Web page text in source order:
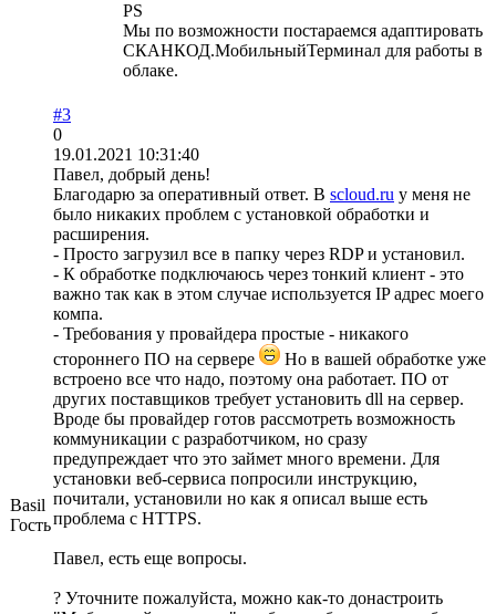
PS
Мы по возможности постараемся адаптировать
СКАНКОД.МобильныйТерминал для работы в
облаке.
Basil
Гость
#3
0
19.01.2021 10:31:40
Павел, добрый день!
Благодарю за оперативный ответ. В scloud.ru у меня не
было никаких проблем с установкой обработки и
расширения.
- Просто загрузил все в папку через RDP и установил.
- К обработке подключаюсь через тонкий клиент - это
важно так как в этом случае используется IP адрес моего
компа.
- Требования у провайдера простые - никакого
стороннего ПО на сервере
Но в вашей обработке уже
встроено все что надо, поэтому она работает. ПО от
других поставщиков требует установить dll на сервер.
Вроде бы провайдер готов рассмотреть возможность
коммуникации с разработчиком, но сразу
предупреждает что это займет много времени. Для
установки веб-сервиса попросили инструкцию,
почитали, установили но как я описал выше есть
проблема с HTTPS.
Павел, есть еще вопросы.
? Уточните пожалуйста, можно как-то донастроить